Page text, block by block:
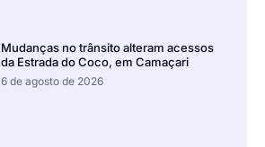
Mudanças no trânsito alteram acessos
da Estrada do Coco, em Camaçari
6 de agosto de 2026